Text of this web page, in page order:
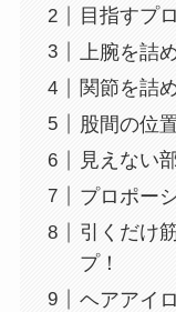
目指すプ
上腕を詰
関節を詰
股間の位
見えない
プロポー
引くだけ
プ！
ヘアアイ